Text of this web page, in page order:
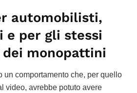
automobilisti,
e per gli stessi
monopattini
un comportamento che, per quello
video, avrebbe potuto avere